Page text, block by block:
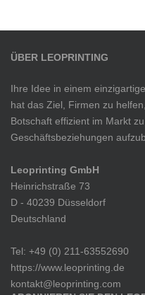
ÜBER LEOPRINTING
Ihre Idee in einem
hat das Ziel, Firmen zu
Botschaft effizient im Markt
Geschäftsbeziehungen
Leoprinting GmbH
Heinrichstraße 73
D - 40239 Düsseldorf
Deutschland
Tel: +49 (0) 211-63552690
https://www.leoprinting.de
kontakt@leoprinting.com